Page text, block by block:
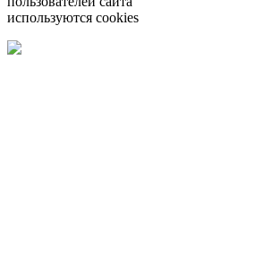
используются cookies